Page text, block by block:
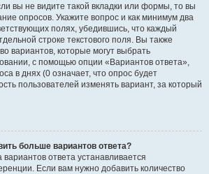
вы не видите такой вкладки или формы, то вы
опросов. Укажите вопрос и как минимум два
полях, убедившись, что каждый
строке текстового поля. Вы также
вариантов, которые могут выбрать
с помощью опции «Вариантов ответа»,
в днях (0 означает, что опрос будет
пользователей изменять вариант, за который
больше вариантов ответа?
ответа устанавливается
Если вам нужно добавить количество